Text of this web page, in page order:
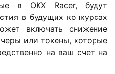
в OKX Racer, будут
в будущих конкурсах
включать снижение
или токены, которые
на ваш счет на